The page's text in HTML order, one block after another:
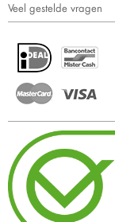
Veel gestelde vragen